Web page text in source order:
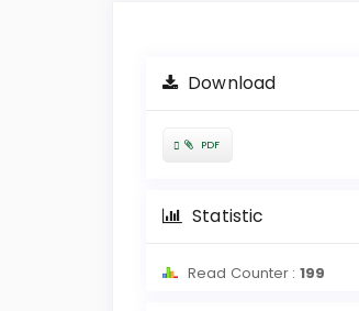
SidebarDownload
Requires
PDF
Statistic
Read Counter : 199